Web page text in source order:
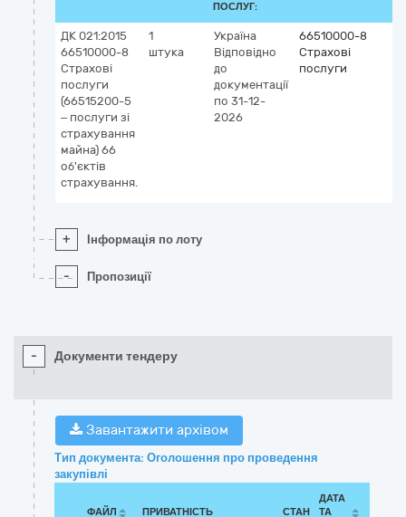
ПОСЛУГ:
ДК 021:2015
66510000-8
Страхові
послуги
(66515200-5
– послуги зі
страхування
майна) 66
об'єктів
страхування.
1
штука
Україна
Відповідно
до
документації
по 31-12-
2026
66510000-8
Страхові
послуги
+ Інформація по лоту
- Пропозиції
- Документи тендеру
Завантажити архівом
Тип документа: Оголошення про проведення
закупівлі
ФАЙЛ ПРИВАТНІСТЬ СТАН
ДАТА
ТА